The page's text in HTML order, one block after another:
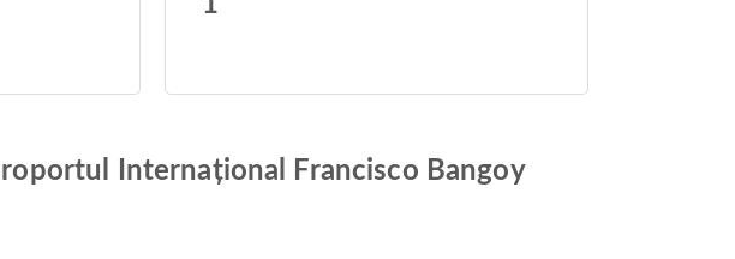
Internațional Francisco Bangoy